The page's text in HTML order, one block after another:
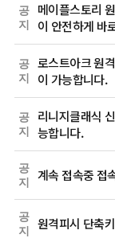
공
지
메이플스토리
이 안전하게 바
공
지
로스트아크 원
이 가능합니다.
공
지
리니지클래식
능합니다.
공
지
계속 접속중 접
공
지
원격피시 단축